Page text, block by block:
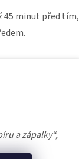
45 minut před tím,
a zápalky“,